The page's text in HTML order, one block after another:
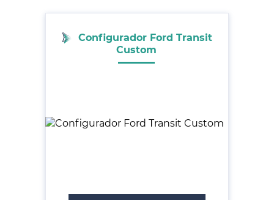
Configurador Ford Transit
Custom